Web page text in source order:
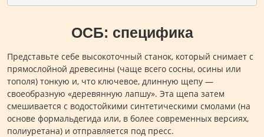
ОСБ: специфика
Представьте себе высокоточный станок, который снимает с
прямослойной древесины (чаще всего сосны, осины или
тополя) тонкую и, что ключевое, длинную щепу —
своеобразную «деревянную лапшу». Эта щепа затем
смешивается с водостойкими синтетическими смолами (на
основе формальдегида или, в более современных версиях,
полиуретана) и отправляется под пресс.